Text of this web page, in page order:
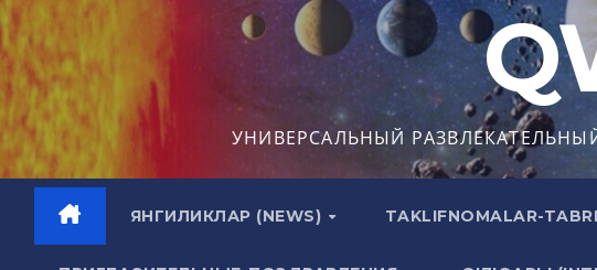
УНИВЕРСАЛЬНЫЙ
ЯНГИЛИКЛАР (NEWS) TAKLIFNOMALAR-